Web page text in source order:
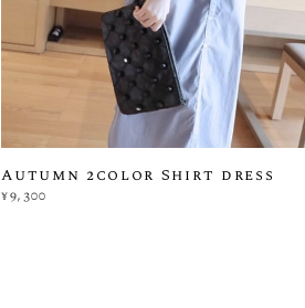
Autumn 2color Shirt dress
¥9,300